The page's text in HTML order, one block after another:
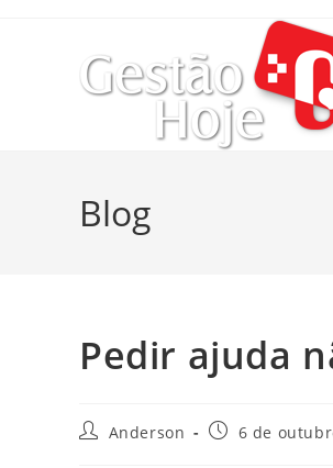
Blog
Pedir ajuda
Anderson 6 de